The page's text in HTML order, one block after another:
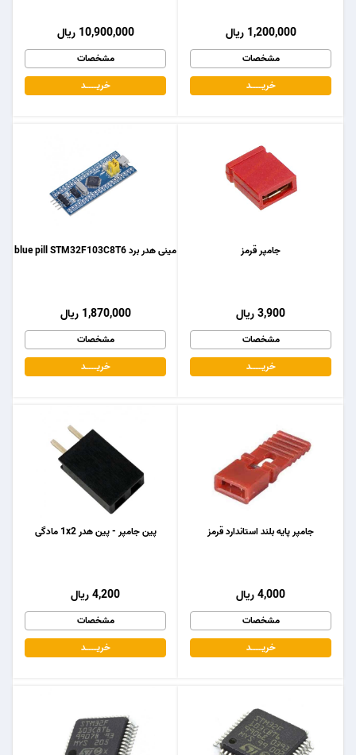
10,900,000 ریال
مشخصات
خریـــــــد
1,200,000 ریال
مشخصات
خریـــــــد
مینی هدر برد blue pill STM32F103C8T6
1,870,000 ریال
مشخصات
خریـــــــد
جامپر قرمز
3,900 ریال
مشخصات
خریـــــــد
پین جامپر - پین هدر 1x2 مادگی
4,200 ریال
مشخصات
خریـــــــد
جامپر پایه بلند استاندارد قرمز
4,000 ریال
مشخصات
خریـــــــد